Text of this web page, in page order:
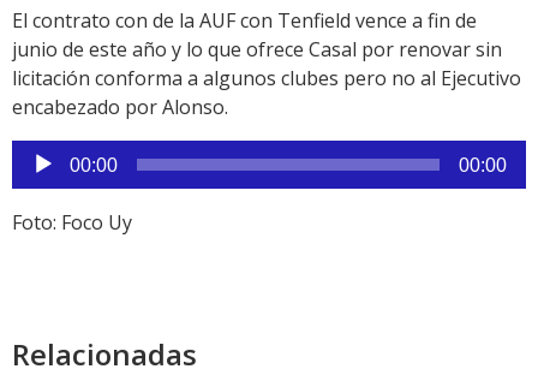
El contrato con de la AUF con Tenfield vence a fin de
junio de este año y lo que ofrece Casal por renovar sin
licitación conforma a algunos clubes pero no al Ejecutivo
encabezado por Alonso.
Reproductor
de
audio
00:00 00:00
Foto: Foco Uy
Relacionadas